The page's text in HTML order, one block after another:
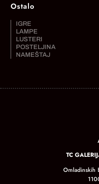
Ostalo
IGRE
LAMPE
LUSTERI
POSTELJINA
NAMEŠTAJ
TC
Omladinskih